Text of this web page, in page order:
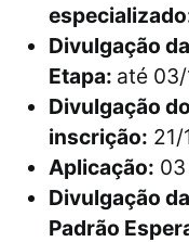
Divulgação
Etapa: até
Divulgação
inscrição: 21/
Aplicação:
Divulgação
Padrão